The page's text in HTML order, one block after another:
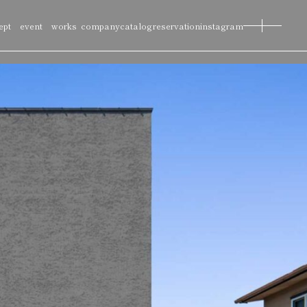
event works companycatalogreservationinstagram